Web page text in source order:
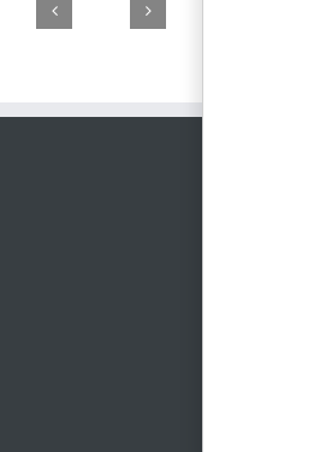
August Juli
Juni
Juni